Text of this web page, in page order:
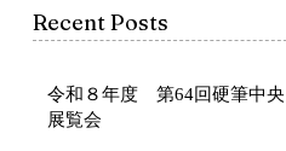
Recent Posts
令和８年度 第64回硬筆中央
展覧会